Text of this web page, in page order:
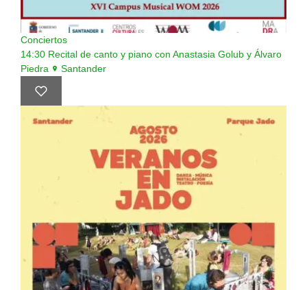
Conciertos
14:30 Recital de canto y piano con Anastasia Golub y Álvaro
Piedra
Santander